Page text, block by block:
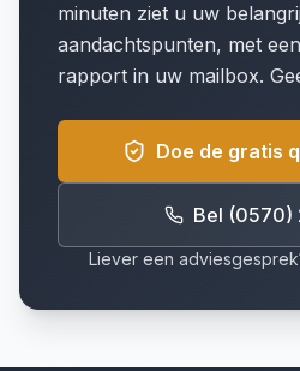
minuten ziet u uw
aandachtspunten, met
rapport in uw mailbox.
Doe de gratis
Bel (0570)
Liever een